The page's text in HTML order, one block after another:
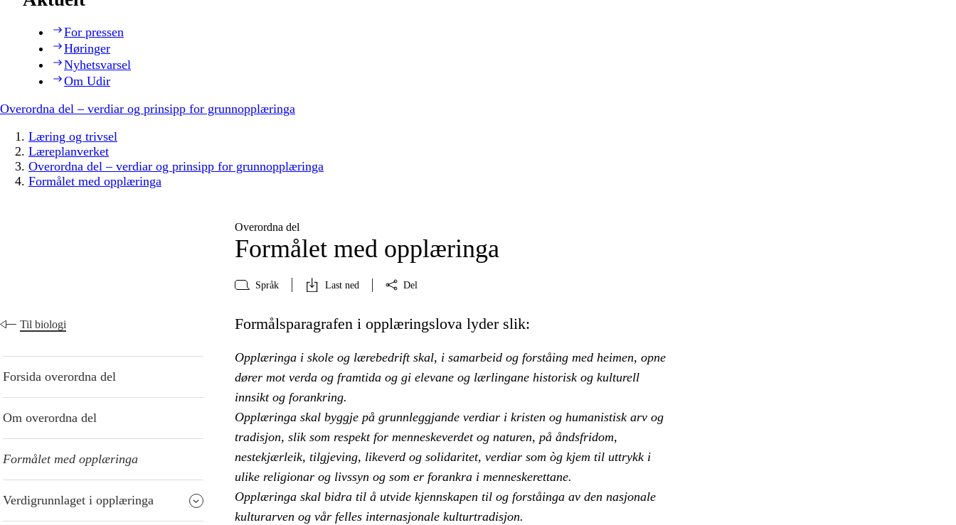
For pressen
Høringer
Nyhetsvarsel
Om Udir
Overordna del – verdiar og prinsipp for grunnopplæringa
Læring og trivsel
Læreplanverket
Overordna del – verdiar og prinsipp for grunnopplæringa
Formålet med opplæringa
Overordna del
Formålet med opplæringa
Språk Last ned Del
Til biologi
Forsida overordna del
Om overordna del
Formålet med opplæringa
Verdigrunnlaget i opplæringa
Formålsparagrafen i opplæringslova lyder slik:
Opplæringa i skole og lærebedrift skal, i samarbeid og forståing med heimen, opne
dører mot verda og framtida og gi elevane og lærlingane historisk og kulturell
innsikt og forankring.
Opplæringa skal byggje på grunnleggjande verdiar i kristen og humanistisk arv og
tradisjon, slik som respekt for menneskeverdet og naturen, på åndsfridom,
nestekjærleik, tilgjeving, likeverd og solidaritet, verdiar som òg kjem til uttrykk i
ulike religionar og livssyn og som er forankra i menneskerettane.
Opplæringa skal bidra til å utvide kjennskapen til og forståinga av den nasjonale
kulturarven og vår felles internasjonale kulturtradisjon.